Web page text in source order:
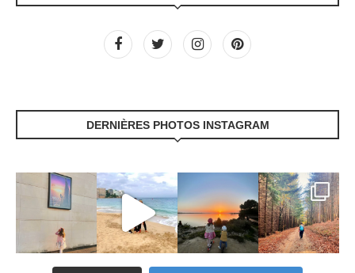
DERNIÈRES PHOTOS INSTAGRAM